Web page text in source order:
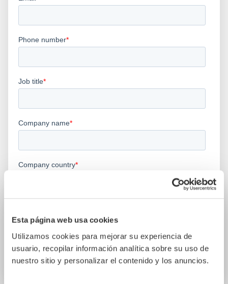
Esta página web usa cookies
Utilizamos cookies para mejorar su experiencia de
usuario, recopilar información analítica sobre su uso de
nuestro sitio y personalizar el contenido y los anuncios.